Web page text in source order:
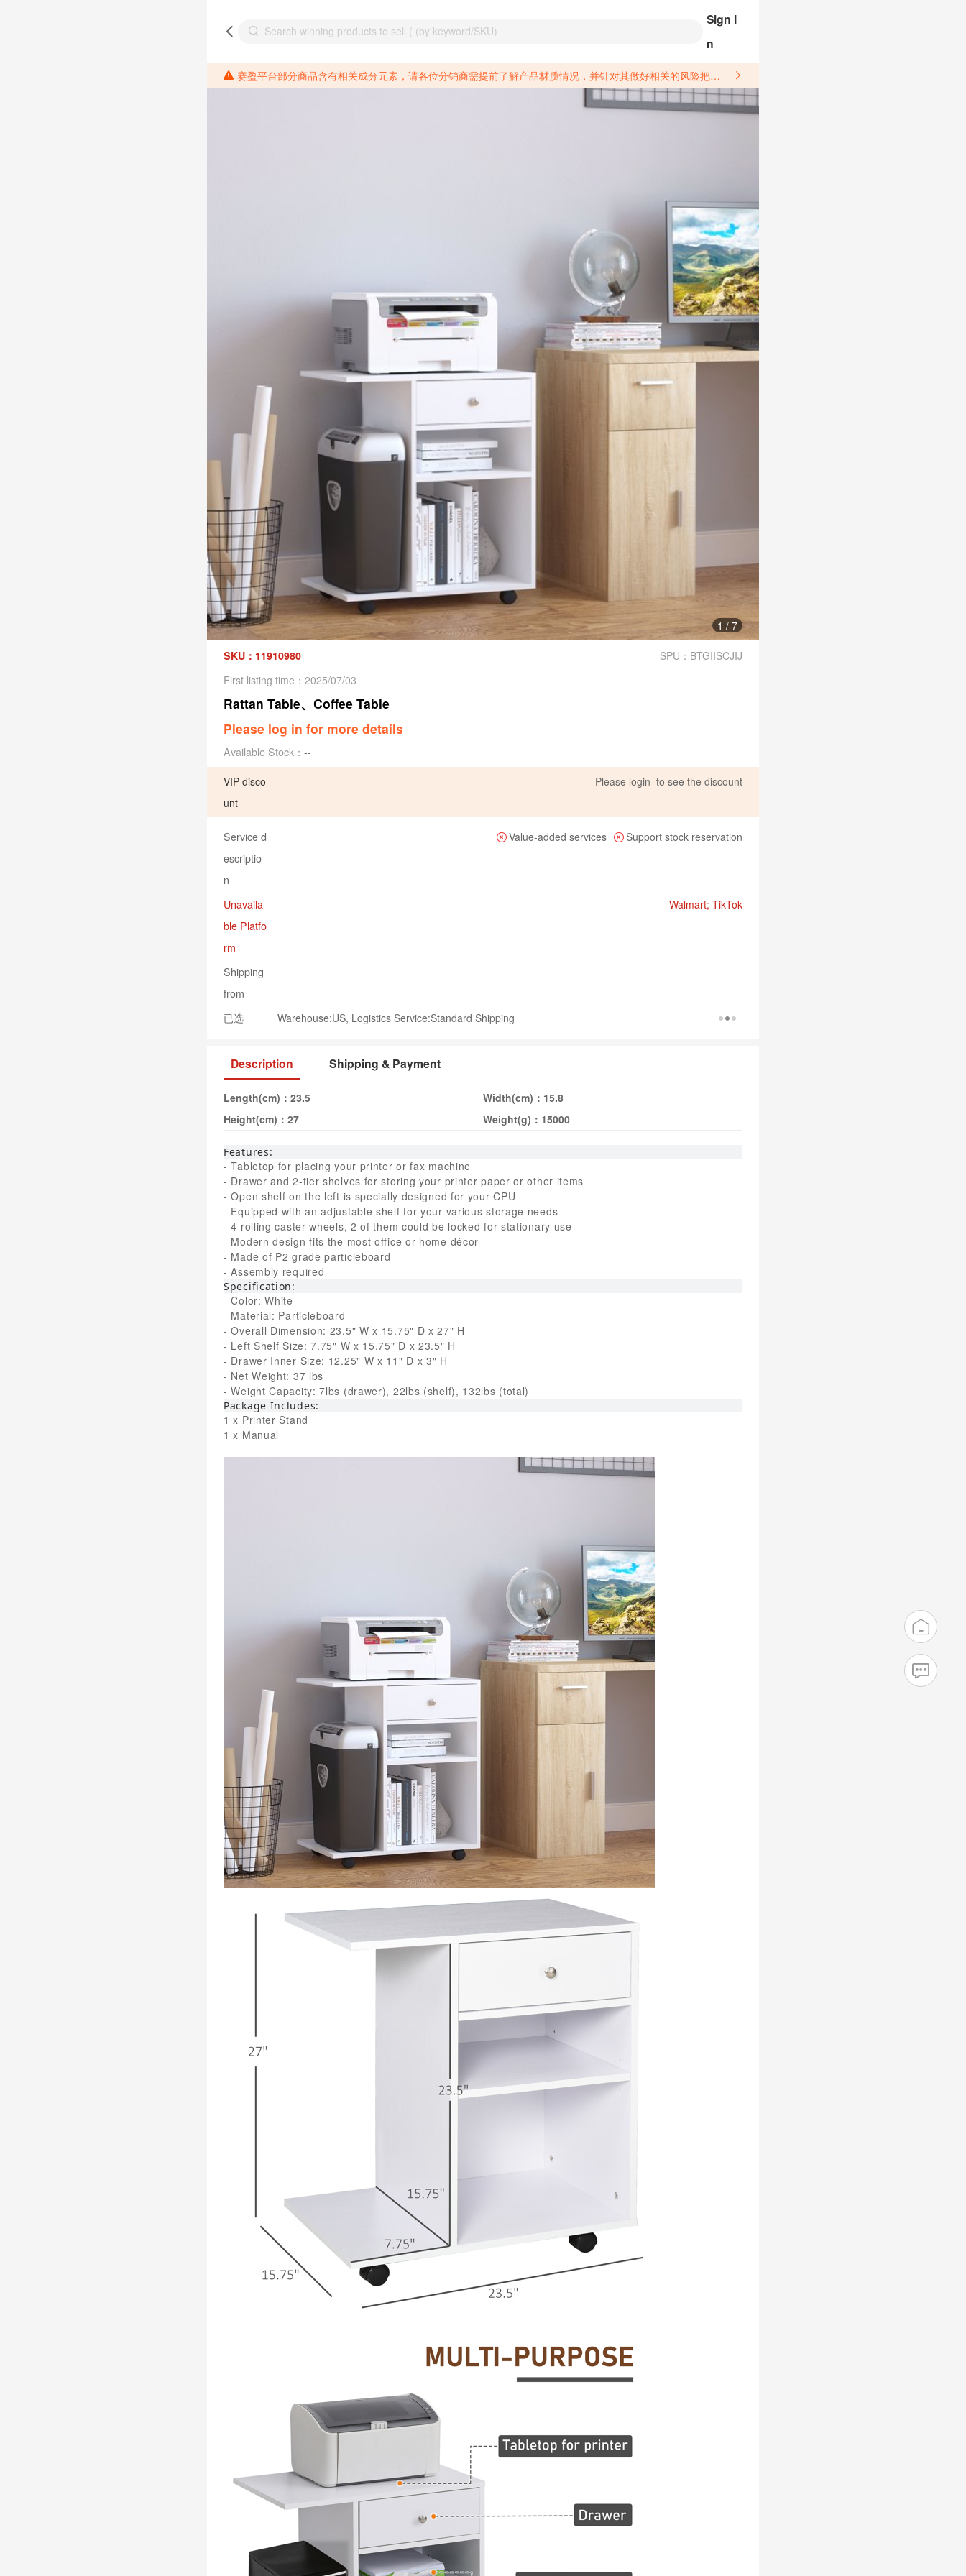
Sign I
n
赛盈平台部分商品含有相关成分元素，请各位分销商需提前了解产品材质情况，并针对其做好相关的风险把控，以免造成不必要的损失。 *美国加州65法案进一步规定了对于仅包含致癌物质，仅包含致生殖毒性物质，同时包含致癌物质和致生殖毒性物质，亦或是包含某一物质即为致癌物质又为致生殖毒性物质的产品的警示标语要求。 *新法案提供的警示标语修订并不是强制实施的，其只是避免昂贵诉讼的一种有效的方法。只要企业在保证其使用的另外的警示标语是“清晰和合理”并符合加州65法案要求的，那也是可以被接受的。*请充分了解第三方销售平台对商品上架规要求，并根据对应平台规则调整相关商品信息后进行上架，以免造成您不必要损失。 汽配产品上架注意事项： 不同第三方平台对于适配车型等信息的填写要求各有不同。例如：亚马逊明确禁止在产品标题、卖点和描述中直接使用适配车型的年份、品牌和型号信息；请您仔细研究并熟悉所销售平台关于汽配产品上架销售的具体规则，如果因上架的汽配产品信息填写不符合所销售平台要求，产生违规/侵权等问题所造成的损失需您自行承担。
1 / 7
SKU：11910980
SPU：BTGIISCJIJ
First listing time：2025/07/03
Rattan Table、Coffee Table
Please log in for more details
Available Stock：--
VIP disco
unt
Please login to see the discount
Service d
escriptio
n
Value-added services Support stock reservation
Unavaila
ble Platfo
rm
Walmart; TikTok
Shipping
from
已选
Warehouse:US, Logistics Service:Standard Shipping
Description Shipping & Payment
Length(cm)：23.5 Width(cm)： 15.8
Height(cm)：27 Weight(g)： 15000
Features:
- Tabletop for placing your printer or fax machine
- Drawer and 2-tier shelves for storing your printer paper or other items
- Open shelf on the left is specially designed for your CPU
- Equipped with an adjustable shelf for your various storage needs
- 4 rolling caster wheels, 2 of them could be locked for stationary use
- Modern design fits the most office or home décor
- Made of P2 grade particleboard
- Assembly required
Specification:
- Color: White
- Material: Particleboard
- Overall Dimension: 23.5" W x 15.75" D x 27" H
- Left Shelf Size: 7.75" W x 15.75" D x 23.5" H
- Drawer Inner Size: 12.25" W x 11" D x 3" H
- Net Weight: 37 lbs
- Weight Capacity: 7lbs (drawer), 22lbs (shelf), 132lbs (total)
Package Includes:
1 x Printer Stand
1 x Manual